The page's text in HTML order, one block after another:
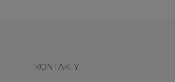
KONTAKTY